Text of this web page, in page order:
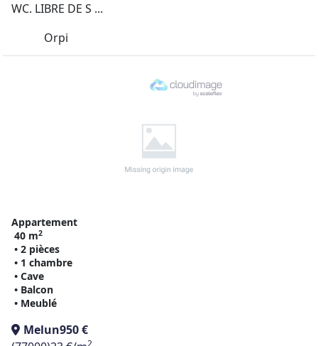
WC. LIBRE DE S ...
Orpi
Appartement
40 m2
• 2 pièces
• 1 chambre
• Cave
• Balcon
• Meublé
Melun950 €
2